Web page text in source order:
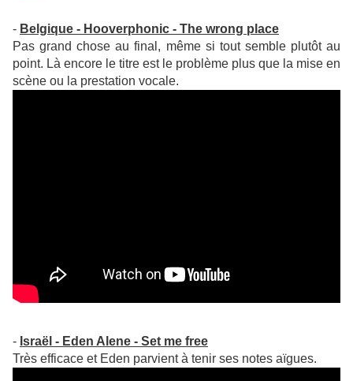
- Belgique - Hooverphonic - The wrong place
Pas grand chose au final, même si tout semble plutôt au
point. Là encore le titre est le problème plus que la mise en
scène ou la prestation vocale.
- Israël - Eden Alene - Set me free
Très efficace et Eden parvient à tenir ses notes aïgues.